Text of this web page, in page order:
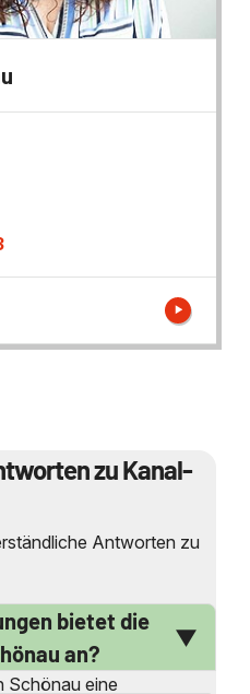
zu Kanal-
Antworten zu
bietet die
an?
Schönau eine